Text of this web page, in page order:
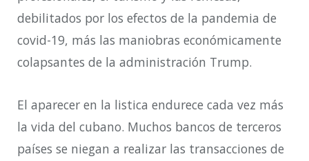
debilitados por los efectos de la pandemia de
covid-19, más las maniobras económicamente
colapsantes de la administración Trump.
El aparecer en la listica endurece cada vez más
la vida del cubano. Muchos bancos de terceros
países se niegan a realizar las transacciones de